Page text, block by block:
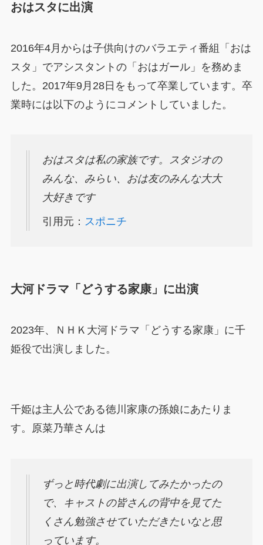
おはスタに出演
2016年4月からは子供向けのバラエティ番組「おは
スタ」でアシスタントの「おはガール」を務めま
した。2017年9月28日をもって卒業しています。卒
業時には以下のようにコメントしていました。
おはスタは私の家族です。スタジオの
みんな、みらい、おは友のみんな大大
大好きです
引用元： スポニチ
大河ドラマ「どうする家康」に出演
2023年、ＮＨＫ大河ドラマ「どうする家康」に千
姫役で出演しました。
千姫は主人公である徳川家康の孫娘にあたりま
す。原菜乃華さんは
ずっと時代劇に出演してみたかったの
で、キャストの皆さんの背中を見てた
くさん勉強させていただきたいなと思
っています。